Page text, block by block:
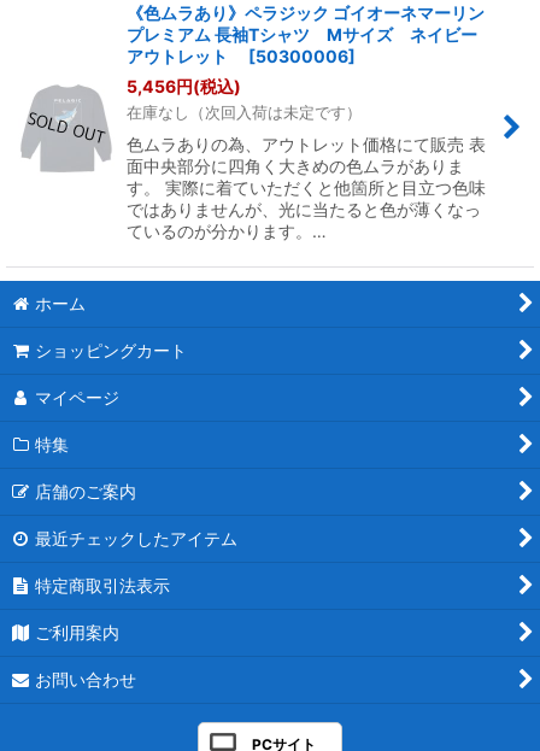
《色ムラあり》ペラジック ゴイオーネマーリン
プレミアム 長袖Tシャツ Mサイズ ネイビー
アウトレット
[50300006]
5,456円(税込)
在庫なし（次回入荷は未定です）
色ムラありの為、アウトレット価格にて販売 表
面中央部分に四角く大きめの色ムラがありま
す。 実際に着ていただくと他箇所と目立つ色味
ではありませんが、光に当たると色が薄くなっ
ているのが分かります。…
ホーム
ショッピングカート
マイページ
特集
店舗のご案内
最近チェックしたアイテム
特定商取引法表示
ご利用案内
お問い合わせ
PCサイト